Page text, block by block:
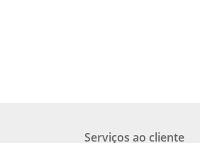
Serviços ao cliente